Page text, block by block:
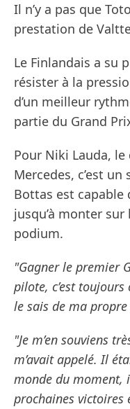
Il n’y a pas que
prestation de
Le Finlandais a su
résister à la
d’un meilleur
partie du Grand
Pour Niki Lauda,
Mercedes, c’est
Bottas est capable
jusqu’à monter
podium.
"Gagner le premier
pilote, c’est toujours
le sais de ma
"Je m’en souviens
m’avait appelé. Il
monde du moment,
prochaines victoires